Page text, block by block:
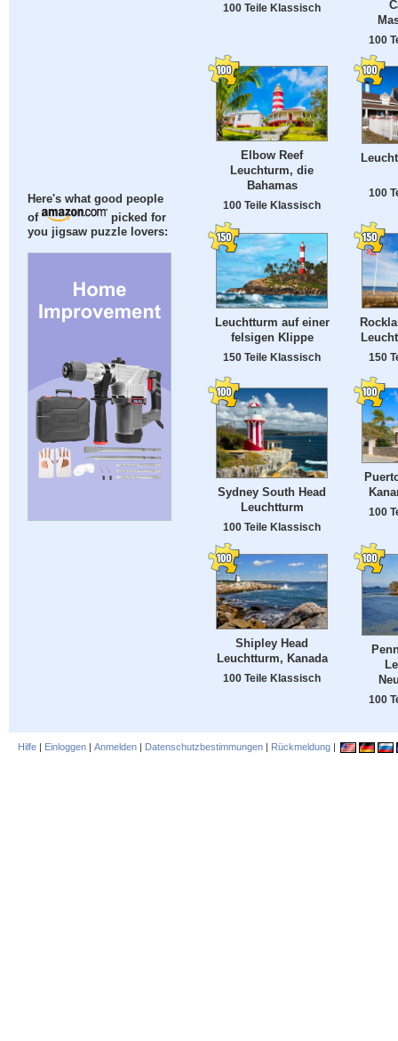
Here's what good people
of
picked for
you jigsaw puzzle lovers:
100 Teile Klassisch
100
Elbow Reef
Leuchturm, die
Bahamas
100 Teile Klassisch
100
Leuchtturm auf einer
felsigen Klippe
150 Teile Klassisch 150
Sydney South Head
Leuchtturm
100 Teile Klassisch
100
Shipley Head
Leuchtturm, Kanada
100 Teile Klassisch
100
Hilfe | Einloggen | Anmelden | Datenschutzbestimmungen | Rückmeldung |